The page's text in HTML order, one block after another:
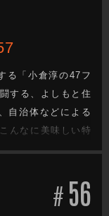
る「小倉淳の47フ
する、よしもと住
自治体などによる
んなに美味しい特
っと知ってほし
未来を次世代へと
かる！
# 56